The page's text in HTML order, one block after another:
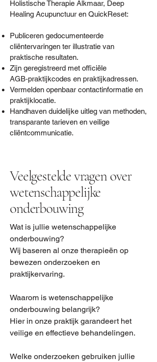
Holistische Therapie Alkmaar, Deep
Healing Acupunctuur en QuickReset:
Publiceren gedocumenteerde
cliëntervaringen ter illustratie van
praktische resultaten.
Zijn geregistreerd met officiële
AGB‑praktijkcodes en praktijkadressen.
Vermelden openbaar contactinformatie en
praktijklocatie.
Handhaven duidelijke uitleg van methoden,
transparante tarieven en veilige
cliëntcommunicatie.
Veelgestelde vragen over
wetenschappelijke
onderbouwing
Wat is jullie wetenschappelijke
onderbouwing?
Wij baseren al onze therapieën op
bewezen onderzoeken en
praktijkervaring.
Waarom is wetenschappelijke
onderbouwing belangrijk?
Hier in onze praktijk garandeert het
veilige en effectieve behandelingen.
Welke onderzoeken gebruiken jullie